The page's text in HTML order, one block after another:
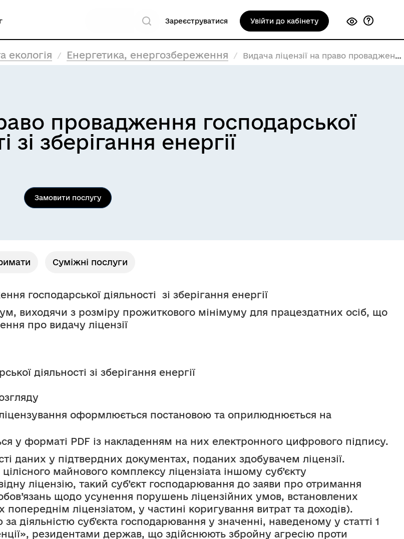
Зареєструватися Увійти до кабінету
екологія Енергетика, енергозбереження Видача ліцензії на право провадження господарської діяльності зі зберігання енергії
провадження господарської
зі зберігання енергії
Замовити послугу
Суміжні послуги
господарської діяльності  зі зберігання енергії
виходячи з розміру прожиткового мінімуму для працездатних осіб, що
про видачу ліцензії
діяльності зі зберігання енергії
оформлюється постановою та оприлюднюється на
у форматі PDF із накладенням на них електронного цифрового підпису.
даних у підтвердних документах, поданих здобувачем ліцензії.
майнового комплексу ліцензіата іншому суб’єкту
ліцензію, такий суб’єкт господарювання до заяви про отримання
щодо усунення порушень ліцензійних умов, встановлених
ліцензіатом, у частині коригування витрат та доходів).
діяльністю суб'єкта господарювання у значенні, наведеному у статті 1
резидентами держав, що здійснюють збройну агресію проти